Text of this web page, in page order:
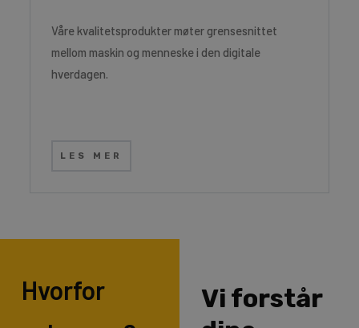
Våre kvalitetsprodukter møter grensesnittet
mellom maskin og menneske i den digitale
hverdagen.
LES MER
Hvorfor
Vi forstår